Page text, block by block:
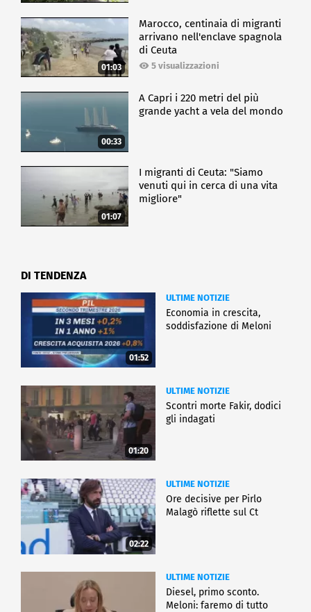
01:03
Marocco, centinaia di migranti
arrivano nell'enclave spagnola
di Ceuta
5 visualizzazioni
00:33
A Capri i 220 metri del più
grande yacht a vela del mondo
01:07
I migranti di Ceuta: "Siamo
venuti qui in cerca di una vita
migliore"
DI TENDENZA
01:52
ULTIME NOTIZIE
Economia in crescita,
soddisfazione di Meloni
01:20
ULTIME NOTIZIE
Scontri morte Fakir, dodici
gli indagati
02:22
ULTIME NOTIZIE
Ore decisive per Pirlo
Malagò riflette sul Ct
ULTIME NOTIZIE
Diesel, primo sconto.
Meloni: faremo di tutto